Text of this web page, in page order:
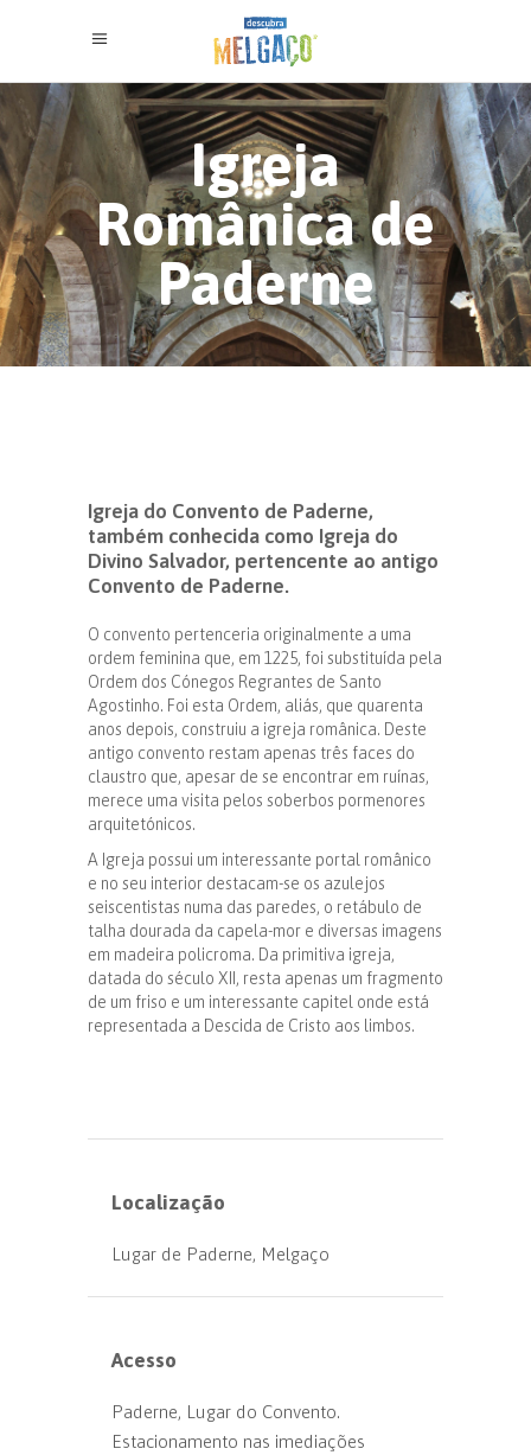
Igreja
Românica de
Paderne
Igreja do Convento de Paderne,
também conhecida como Igreja do
Divino Salvador, pertencente ao antigo
Convento de Paderne.
O convento pertenceria originalmente a uma
ordem feminina que, em 1225, foi substituída pela
Ordem dos Cónegos Regrantes de Santo
Agostinho. Foi esta Ordem, aliás, que quarenta
anos depois, construiu a igreja românica. Deste
antigo convento restam apenas três faces do
claustro que, apesar de se encontrar em ruínas,
merece uma visita pelos soberbos pormenores
arquitetónicos.
A Igreja possui um interessante portal românico
e no seu interior destacam-se os azulejos
seiscentistas numa das paredes, o retábulo de
talha dourada da capela-mor e diversas imagens
em madeira policroma. Da primitiva igreja,
datada do século XII, resta apenas um fragmento
de um friso e um interessante capitel onde está
representada a Descida de Cristo aos limbos.
Localização
Lugar de Paderne, Melgaço
Acesso
Paderne, Lugar do Convento.
Estacionamento nas imediações